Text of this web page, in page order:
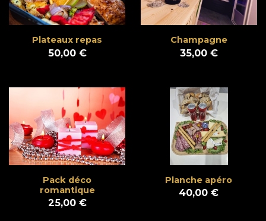
Plateaux repas
50,00 €
Champagne
35,00 €
Pack déco
romantique
25,00 €
Planche apéro
40,00 €